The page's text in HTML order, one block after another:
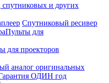
и других
Спутниковый ресивер
Пульты для
для проекторов